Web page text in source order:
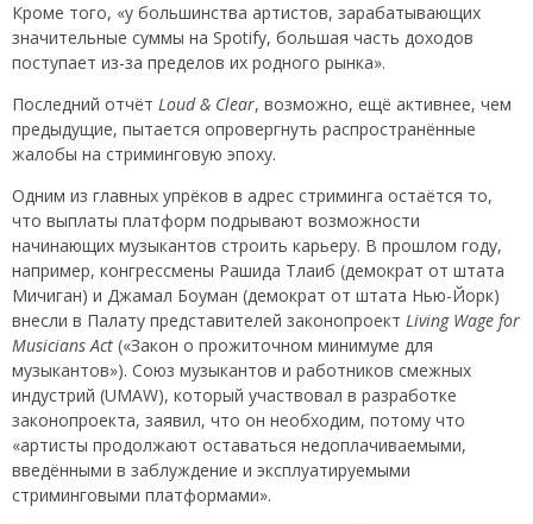
Кроме того, «у большинства артистов, зарабатывающих
значительные суммы на Spotify, большая часть доходов
поступает из-за пределов их родного рынка».
Последний отчёт Loud & Clear, возможно, ещё активнее, чем
предыдущие, пытается опровергнуть распространённые
жалобы на стриминговую эпоху.
Одним из главных упрёков в адрес стриминга остаётся то,
что выплаты платформ подрывают возможности
начинающих музыкантов строить карьеру. В прошлом году,
например, конгрессмены Рашида Тлаиб (демократ от штата
Мичиган) и Джамал Боуман (демократ от штата Нью-Йорк)
внесли в Палату представителей законопроект Living Wage for
Musicians Act («Закон о прожиточном минимуме для
музыкантов»). Союз музыкантов и работников смежных
индустрий (UMAW), который участвовал в разработке
законопроекта, заявил, что он необходим, потому что
«артисты продолжают оставаться недоплачиваемыми,
введёнными в заблуждение и эксплуатируемыми
стриминговыми платформами».